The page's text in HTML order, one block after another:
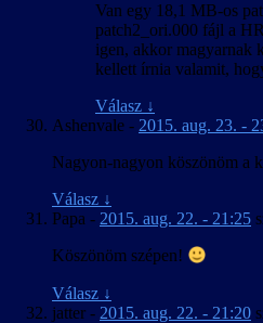
Van egy 18,1 MB-os
patch2_ori.000 fájl a
igen, akkor magyarnak
kellett írnia valamit,
Válasz ↓
Ashenvale - 2015. aug. 23. -
Nagyon-nagyon köszönöm a
Válasz ↓
Papa - 2015. aug. 22. - 21:25
Köszönöm szépen!
Válasz ↓
jatter - 2015. aug. 22. - 21:20